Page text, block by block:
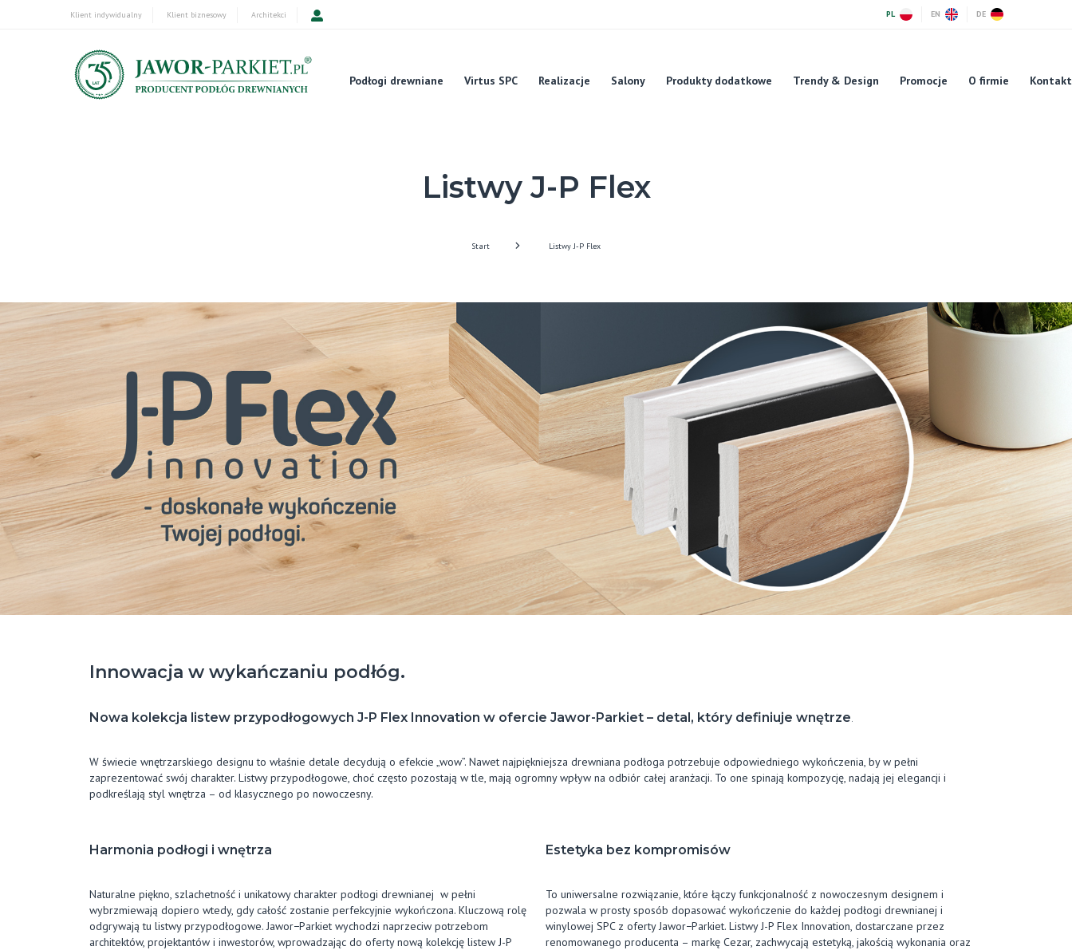
Klient indywidualny Klient biznesowy Architekci PL EN DE
Podłogi drewniane Virtus SPC Realizacje Salony Produkty dodatkowe Trendy & Design Promocje O firmie Kontakt
Listwy J-P Flex
Start Listwy J-P Flex
Innowacja w wykańczaniu podłóg.
Nowa kolekcja listew przypodłogowych J-P Flex Innovation w ofercie Jawor-Parkiet – detal, który definiuje wnętrze.
W świecie wnętrzarskiego designu to właśnie detale decydują o efekcie „wow”. Nawet najpiękniejsza drewniana podłoga potrzebuje odpowiedniego wykończenia, by w pełni
zaprezentować swój charakter. Listwy przypodłogowe, choć często pozostają w tle, mają ogromny wpływ na odbiór całej aranżacji. To one spinają kompozycję, nadają jej elegancji i
podkreślają styl wnętrza – od klasycznego po nowoczesny.
Harmonia podłogi i wnętrza
Naturalne piękno, szlachetność i unikatowy charakter podłogi drewnianej w pełni
wybrzmiewają dopiero wtedy, gdy całość zostanie perfekcyjnie wykończona. Kluczową rolę
odgrywają tu listwy przypodłogowe. Jawor−Parkiet wychodzi naprzeciw potrzebom
architektów, projektantów i inwestorów, wprowadzając do oferty nową kolekcję listew J-P
Estetyka bez kompromisów
To uniwersalne rozwiązanie, które łączy funkcjonalność z nowoczesnym designem i
pozwala w prosty sposób dopasować wykończenie do każdej podłogi drewnianej i
winylowej SPC z oferty Jawor−Parkiet. Listwy J-P Flex Innovation, dostarczane przez
renomowanego producenta – markę Cezar, zachwycają estetyką, jakością wykonania oraz